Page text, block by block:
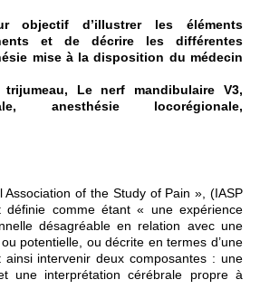
objectif d’illustrer les éléments
et de décrire les différentes
mise à la disposition du médecin
Le nerf mandibulaire V3,
anesthésie locorégionale,
Association of the Study of Pain », (IASP
définie comme étant « une expérience
désagréable en relation avec une
potentielle, ou décrite en termes d’une
intervenir deux composantes : une
une interprétation cérébrale propre à